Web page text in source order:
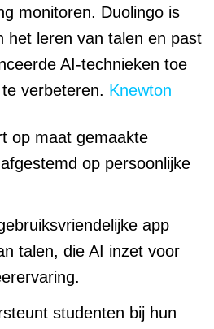
monitoren. Duolingo is
het leren van talen en past
AI-technieken toe
verbeteren. Knewton
op maat gemaakte
op persoonlijke
app
talen, die AI inzet voor
studenten bij hun